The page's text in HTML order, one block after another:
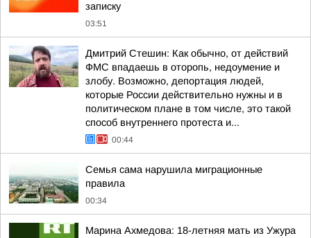
записку
03:51
Дмитрий Стешин: Как обычно, от действий
ФМС впадаешь в оторопь, недоумение и
злобу. Возможно, депортация людей,
которые России действительно нужны и в
политическом плане в том числе, это такой
способ внутреннего протеста и...
00:44
Семья сама нарушила миграционные
правила
00:34
Марина Ахмедова: 18-летняя мать из Ужура